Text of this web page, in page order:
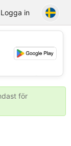
Logga in
💕
för